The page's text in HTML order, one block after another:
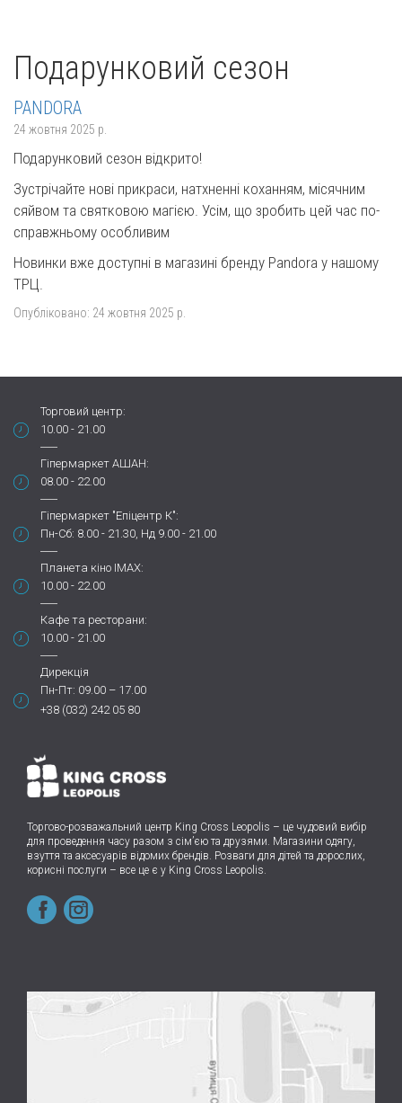
Подарунковий сезон
PANDORA
24 жовтня 2025 р.
Подарунковий сезон відкрито!
Зустрічайте нові прикраси, натхненні коханням, місячним
сяйвом та святковою магією. Усім, що зробить цей час по-
справжньому особливим
Новинки вже доступні в магазині бренду Pandora у нашому
ТРЦ.
Опубліковано: 24 жовтня 2025 р.
Торговий центр:
10.00 - 21.00
Гіпермаркет АШАН:
08.00 - 22.00
Гіпермаркет "Епіцентр К":
Пн-Сб: 8.00 - 21.30, Нд 9.00 - 21.00
Планета кіно IMAX:
10.00 - 22.00
Кафе та ресторани:
10.00 - 21.00
Дирекція
Пн-Пт: 09.00 – 17.00
+38 (032) 242 05 80
Торгово-розважальний центр King Cross Leopolis – це чудовий вибір
для проведення часу разом з сім’єю та друзями. Магазини одягу,
взуття та аксесуарів відомих брендів. Розваги для дітей та дорослих,
корисні послуги – все це є у King Cross Leopolis.